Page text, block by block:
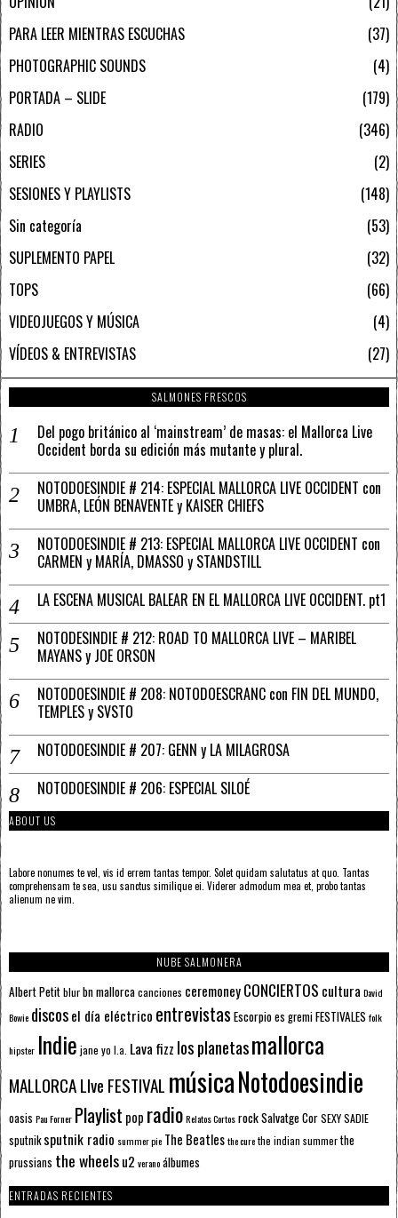
PARA LEER MIENTRAS ESCUCHAS
37
PHOTOGRAPHIC SOUNDS
4
PORTADA – SLIDE
179
RADIO
346
SERIES
2
SESIONES Y PLAYLISTS
148
Sin categoría
53
SUPLEMENTO PAPEL
32
TOPS
66
VIDEOJUEGOS Y MÚSICA
4
VÍDEOS & ENTREVISTAS
27
SALMONES FRESCOS
Del pogo británico al ‘mainstream’ de masas: el Mallorca Live
Occident borda su edición más mutante y plural.
NOTODOESINDIE # 214: ESPECIAL MALLORCA LIVE OCCIDENT con
UMBRA, LEÓN BENAVENTE y KAISER CHIEFS
NOTODOESINDIE # 213: ESPECIAL MALLORCA LIVE OCCIDENT con
CARMEN y MARÍA, DMASSO y STANDSTILL
LA ESCENA MUSICAL BALEAR EN EL MALLORCA LIVE OCCIDENT. pt1
NOTODESINDIE # 212: ROAD TO MALLORCA LIVE – MARIBEL
MAYANS y JOE ORSON
NOTODOESINDIE # 208: NOTODOESCRANC con FIN DEL MUNDO,
TEMPLES y SVSTO
NOTODOESINDIE # 207: GENN y LA MILAGROSA
NOTODOESINDIE # 206: ESPECIAL SILOÉ
ABOUT US
Labore nonumes te vel, vis id errem tantas tempor. Solet quidam salutatus at quo. Tantas
comprehensam te sea, usu sanctus similique ei. Viderer admodum mea et, probo tantas
alienum ne vim.
NUBE SALMONERA
Albert Petitblurbn mallorcacanciones ceremoneyCONCIERTOS cultura David
Bowie discosel día eléctrico entrevistas Escorpioes gremiFESTIVALES folk
hipster Indie jane yo l.a. Lava fizz los planetasmallorca
MALLORCA LIve FESTIVAL músicaNotodoesindie
oasis Pau Forner Playlist pop radioRelatos CortosrockSalvatge CorSEXY SADIE
sputnik sputnik radio summer pie The Beatlesthe curethe indian summerthe
prussians the wheelsu2 veranoálbumes
ENTRADAS RECIENTES